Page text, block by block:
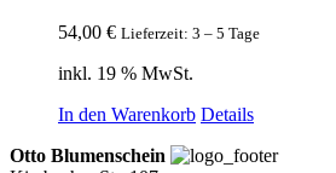
54,00 € Lieferzeit: 3 – 5 Tage
inkl. 19 % MwSt.
In den Warenkorb Details
Otto Blumenschein